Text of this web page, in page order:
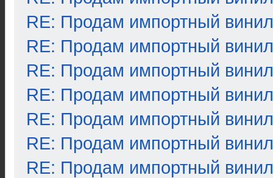
RE: Продам импортный винил
RE: Продам импортный винил
RE: Продам импортный винил
RE: Продам импортный винил
RE: Продам импортный винил
RE: Продам импортный винил
RE: Продам импортный винил